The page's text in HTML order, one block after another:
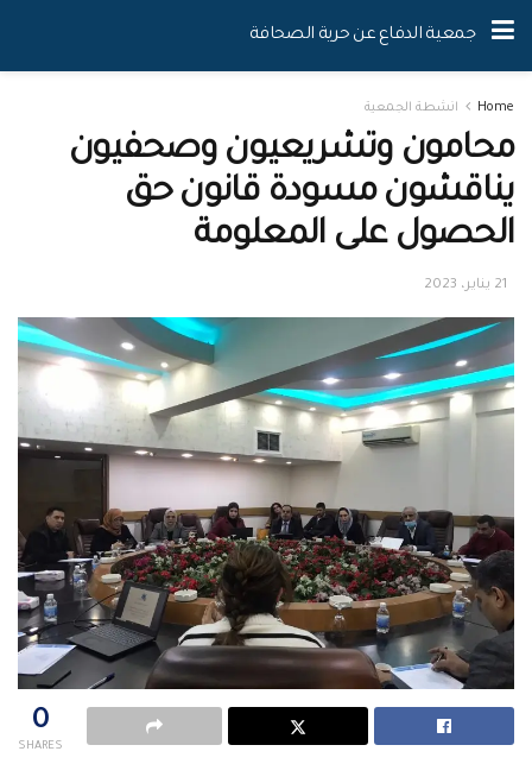
جمعية الدفاع عن حرية الصحافة
Home انشطة الجمعية
محامون وتشريعيون وصحفيون
يناقشون مسودة قانون حق
الحصول على المعلومة
21 يناير، 2023
0
SHARES